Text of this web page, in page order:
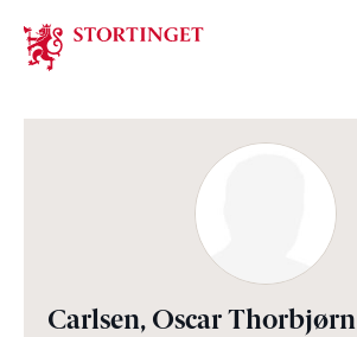
Stortinget.no
Carlsen, Oscar Thorbjørn